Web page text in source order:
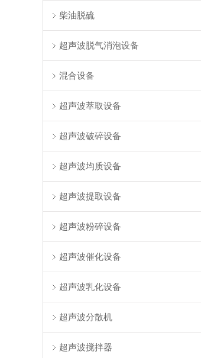
柴油脱硫
超声波脱气消泡设备
混合设备
超声波萃取设备
超声波破碎设备
超声波均质设备
超声波提取设备
超声波粉碎设备
超声波催化设备
超声波乳化设备
超声波分散机
超声波搅拌器